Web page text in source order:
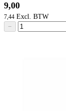
9,00
7,44
−